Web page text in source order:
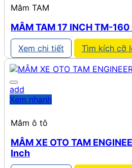
Mâm TAM
MÂM TAM 17 INCH TM-160
Xem chi tiết Tìm kích cỡ
add
Xem nhanh
Mâm ô tô
MÂM XE OTO TAM
Inch